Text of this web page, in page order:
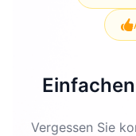
Vergessen Sie